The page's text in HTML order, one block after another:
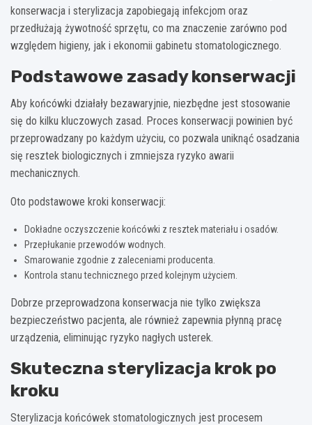
konserwacja i sterylizacja zapobiegają infekcjom oraz
przedłużają żywotność sprzętu, co ma znaczenie zarówno pod
względem higieny, jak i ekonomii gabinetu stomatologicznego.
Podstawowe zasady konserwacji
Aby końcówki działały bezawaryjnie, niezbędne jest stosowanie
się do kilku kluczowych zasad. Proces konserwacji powinien być
przeprowadzany po każdym użyciu, co pozwala uniknąć osadzania
się resztek biologicznych i zmniejsza ryzyko awarii
mechanicznych.
Oto podstawowe kroki konserwacji:
Dokładne oczyszczenie końcówki z resztek materiału i osadów.
Przepłukanie przewodów wodnych.
Smarowanie zgodnie z zaleceniami producenta.
Kontrola stanu technicznego przed kolejnym użyciem.
Dobrze przeprowadzona konserwacja nie tylko zwiększa
bezpieczeństwo pacjenta, ale również zapewnia płynną pracę
urządzenia, eliminując ryzyko nagłych usterek.
Skuteczna sterylizacja krok po
kroku
Sterylizacja końcówek stomatologicznych jest procesem